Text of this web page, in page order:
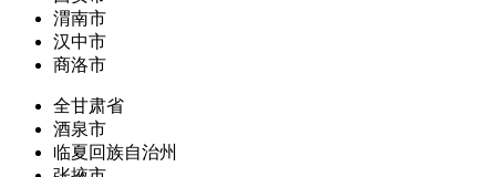
渭南市
汉中市
商洛市
全甘肃省
酒泉市
临夏回族自治州